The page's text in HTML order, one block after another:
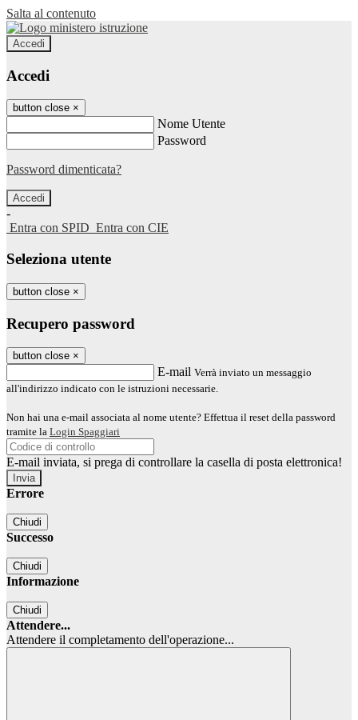
Salta al contenuto
Accedi
Accedi
button close ×
Nome Utente
Password
Password dimenticata?
-
Entra con SPID Entra con CIE
Seleziona utente
button close ×
Recupero password
button close ×
E-mail Verrà inviato un messaggio
all'indirizzo indicato con le istruzioni necessarie.
Non hai una e-mail associata al nome utente? Effettua il reset della password
tramite la Login Spaggiari
E-mail inviata, si prega di controllare la casella di posta elettronica!
Errore
Chiudi
Successo
Chiudi
Informazione
Chiudi
Attendere...
Attendere il completamento dell'operazione...